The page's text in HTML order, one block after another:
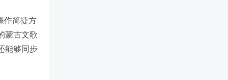
作简捷方
蒙古文歌
能够同步